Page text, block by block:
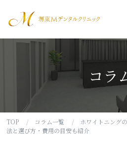
コラ
TOP コラム一覧
ホワイトニング
法と選び方・費用の目安も紹介